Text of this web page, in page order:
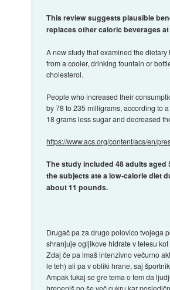
This review suggests plausible
replaces other caloric beverages
A new study that examined the
from a cooler, drinking fountain or
cholesterol.
People who increased their
by 78 to 235 milligrams, according to
18 grams less sugar and decreased
https://www.acs.org/content/acs/en/
The study included 48 adults
the subjects ate a low-calorie diet
about 11 pounds.
Drugač pa za drugo polovico tvojega
shranjuje ogljikove hidrate v telesu
Zdaj če pa imaš intenzivno večurno
le teh) ali pa v obliki hrane, saj
Ampak tukaj se gre tema o tem da
hrepeniš po še več cukru kar